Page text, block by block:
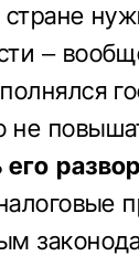
стране
–
не
его